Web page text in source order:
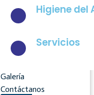
Higiene del
Servicios
Galería
Contáctanos